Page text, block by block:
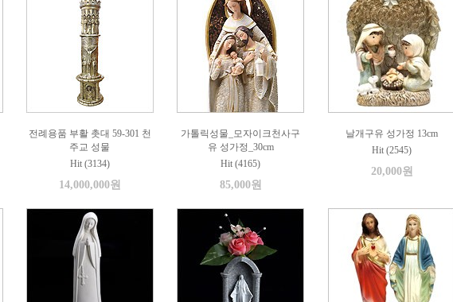
전례용품 부활 촛대 59-301 천
주교 성물
Hit (3134)
14,000,000원
가톨릭성물_모자이크천사구
유 성가정_30cm
Hit (4165)
85,000원
날개구유 성가정 13cm
Hit (2545)
20,000원